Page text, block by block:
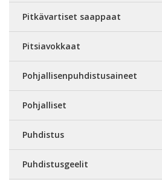
Pitkävartiset saappaat
Pitsiavokkaat
Pohjallisenpuhdistusaineet
Pohjalliset
Puhdistus
Puhdistusgeelit